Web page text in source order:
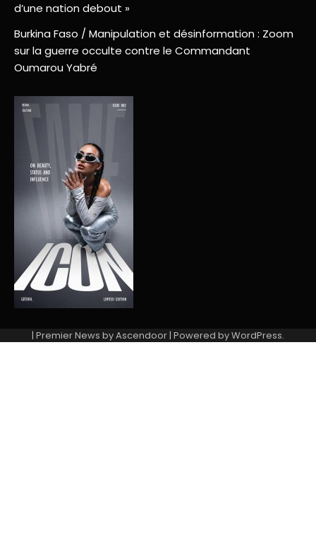
d’une nation debout »
Burkina Faso / Manipulation et désinformation : Zoom
sur la guerre occulte contre le Commandant
Oumarou Yabré
| Premier News byAscendoor | Powered byWordPress.